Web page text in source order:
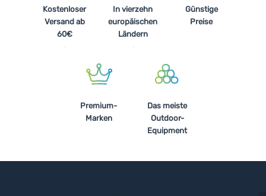
Kostenloser
Versand ab
60€
In vierzehn
europäischen
Ländern
Günstige
Preise
Premium-
Marken
Das meiste
Outdoor-
Equipment